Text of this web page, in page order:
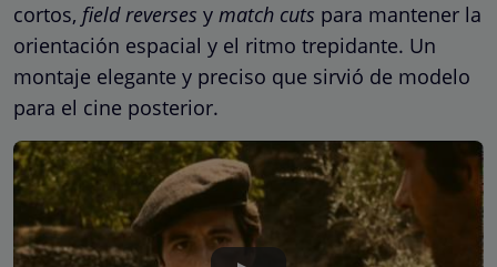
cortos, field reverses y match cuts para mantener la
orientación espacial y el ritmo trepidante. Un
montaje elegante y preciso que sirvió de modelo
para el cine posterior.